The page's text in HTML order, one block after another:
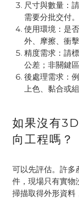
尺寸與數量：
需要分批交付。
使用環境：是
外、摩擦、衝
精度需求：請
公差；非關鍵
後處理需求：
上色、黏合或組
如果沒有
向工程嗎？
可以先評估。許多
件，現場只有實物
掃描取得外形資料